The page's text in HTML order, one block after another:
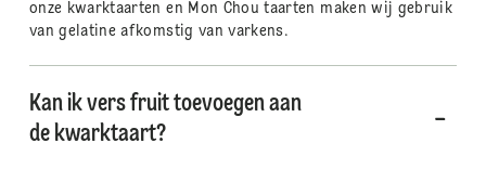
onze kwarktaarten en Mon Chou taarten maken wij gebruik
van gelatine afkomstig van varkens.
Kan ik vers fruit toevoegen aan
de kwarktaart?